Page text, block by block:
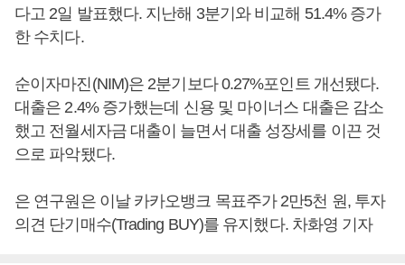
다고 2일 발표했다. 지난해 3분기와 비교해 51.4% 증가
한 수치다.
순이자마진(NIM)은 2분기보다 0.27%포인트 개선됐다.
대출은 2.4% 증가했는데 신용 및 마이너스 대출은 감소
했고 전월세자금 대출이 늘면서 대출 성장세를 이끈 것
으로 파악됐다.
은 연구원은 이날 카카오뱅크 목표주가 2만5천 원, 투자
의견 단기매수(Trading BUY)를 유지했다. 차화영 기자